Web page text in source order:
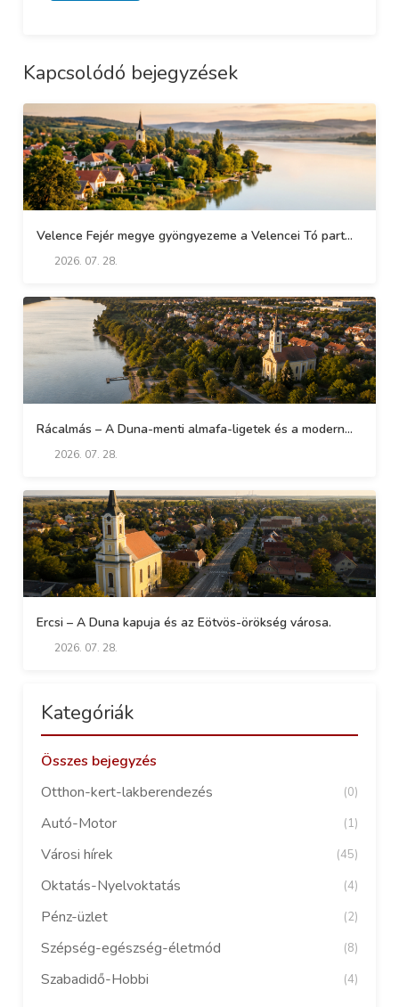
Kapcsolódó bejegyzések
Velence Fejér megye gyöngyezeme a Velencei Tó part...
2026. 07. 28.
Rácalmás – A Duna-menti almafa-ligetek és a modern...
2026. 07. 28.
Ercsi – A Duna kapuja és az Eötvös-örökség városa.
2026. 07. 28.
Kategóriák
Összes bejegyzés
Otthon-kert-lakberendezés
(0)
Autó-Motor (1)
Városi hírek (45)
Oktatás-Nyelvoktatás (4)
Pénz-üzlet (2)
Szépség-egészség-életmód (8)
Szabadidő-Hobbi (4)